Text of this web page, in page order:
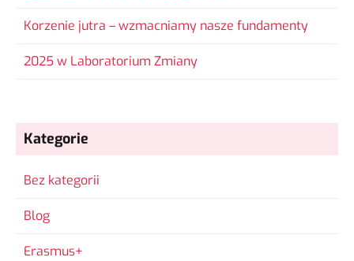
Korzenie jutra – wzmacniamy nasze fundamenty
2025 w Laboratorium Zmiany
Kategorie
Bez kategorii
Blog
Erasmus+